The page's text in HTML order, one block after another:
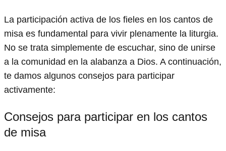
La participación activa de los fieles en los cantos de
misa es fundamental para vivir plenamente la liturgia.
No se trata simplemente de escuchar, sino de unirse
a la comunidad en la alabanza a Dios. A continuación,
te damos algunos consejos para participar
activamente:
Consejos para participar en los cantos
de misa